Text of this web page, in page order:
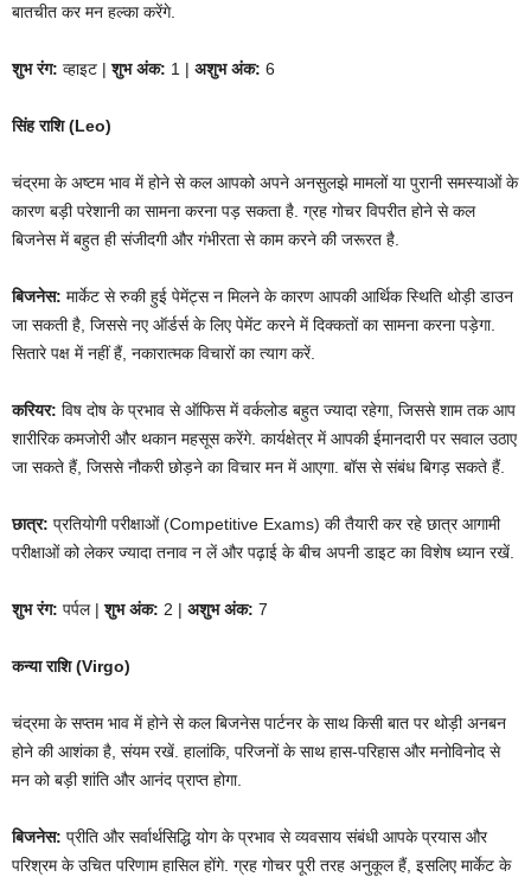
बातचीत कर मन हल्का करेंगे.
शुभ रंग: व्हाइट |शुभ अंक: 1 | अशुभ अंक: 6
सिंह राशि (Leo)
चंद्रमा के अष्टम भाव में होने से कल आपको अपने अनसुलझे मामलों या पुरानी समस्याओं के
कारण बड़ी परेशानी का सामना करना पड़ सकता है. ग्रह गोचर विपरीत होने से कल
बिजनेस में बहुत ही संजीदगी और गंभीरता से काम करने की जरूरत है.
बिजनेस: मार्केट से रुकी हुई पेमेंट्स न मिलने के कारण आपकी आर्थिक स्थिति थोड़ी डाउन
जा सकती है, जिससे नए ऑर्डर्स के लिए पेमेंट करने में दिक्कतों का सामना करना पड़ेगा.
सितारे पक्ष में नहीं हैं, नकारात्मक विचारों का त्याग करें.
करियर: विष दोष के प्रभाव से ऑफिस में वर्कलोड बहुत ज्यादा रहेगा, जिससे शाम तक आप
शारीरिक कमजोरी और थकान महसूस करेंगे. कार्यक्षेत्र में आपकी ईमानदारी पर सवाल उठाए
जा सकते हैं, जिससे नौकरी छोड़ने का विचार मन में आएगा. बॉस से संबंध बिगड़ सकते हैं.
छात्र: प्रतियोगी परीक्षाओं (Competitive Exams) की तैयारी कर रहे छात्र आगामी
परीक्षाओं को लेकर ज्यादा तनाव न लें और पढ़ाई के बीच अपनी डाइट का विशेष ध्यान रखें.
शुभ रंग: पर्पल |शुभ अंक: 2 | अशुभ अंक: 7
कन्या राशि (Virgo)
चंद्रमा के सप्तम भाव में होने से कल बिजनेस पार्टनर के साथ किसी बात पर थोड़ी अनबन
होने की आशंका है, संयम रखें. हालांकि, परिजनों के साथ हास-परिहास और मनोविनोद से
मन को बड़ी शांति और आनंद प्राप्त होगा.
बिजनेस: प्रीति और सर्वार्थसिद्धि योग के प्रभाव से व्यवसाय संबंधी आपके प्रयास और
परिश्रम के उचित परिणाम हासिल होंगे. ग्रह गोचर पूरी तरह अनुकूल हैं, इसलिए मार्केट के